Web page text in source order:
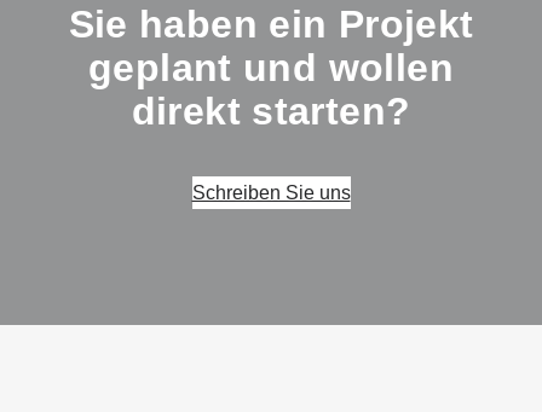
Sie haben ein Projekt
geplant und wollen
direkt starten?
Schreiben Sie uns